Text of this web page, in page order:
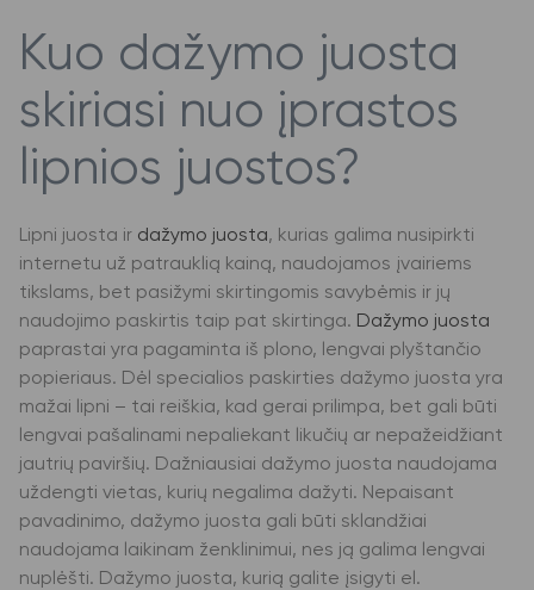
Kuo dažymo juosta
skiriasi nuo įprastos
lipnios juostos?
Lipni juosta ir dažymo juosta, kurias galima nusipirkti
internetu už patrauklią kainą, naudojamos įvairiems
tikslams, bet pasižymi skirtingomis savybėmis ir jų
naudojimo paskirtis taip pat skirtinga. Dažymo juosta
paprastai yra pagaminta iš plono, lengvai plyštančio
popieriaus. Dėl specialios paskirties dažymo juosta yra
mažai lipni – tai reiškia, kad gerai prilimpa, bet gali būti
lengvai pašalinami nepaliekant likučių ar nepažeidžiant
jautrių paviršių. Dažniausiai dažymo juosta naudojama
uždengti vietas, kurių negalima dažyti. Nepaisant
pavadinimo, dažymo juosta gali būti sklandžiai
naudojama laikinam ženklinimui, nes ją galima lengvai
nuplėšti. Dažymo juosta, kurią galite įsigyti el.